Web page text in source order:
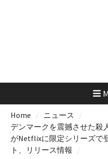
Home
ニュース
デンマークを震撼させた殺
がNetflixに限定シリーズで
ト、リリース情報